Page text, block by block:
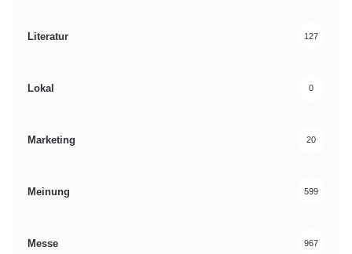
Literatur 127
Lokal 0
Marketing 20
Meinung 599
Messe 967